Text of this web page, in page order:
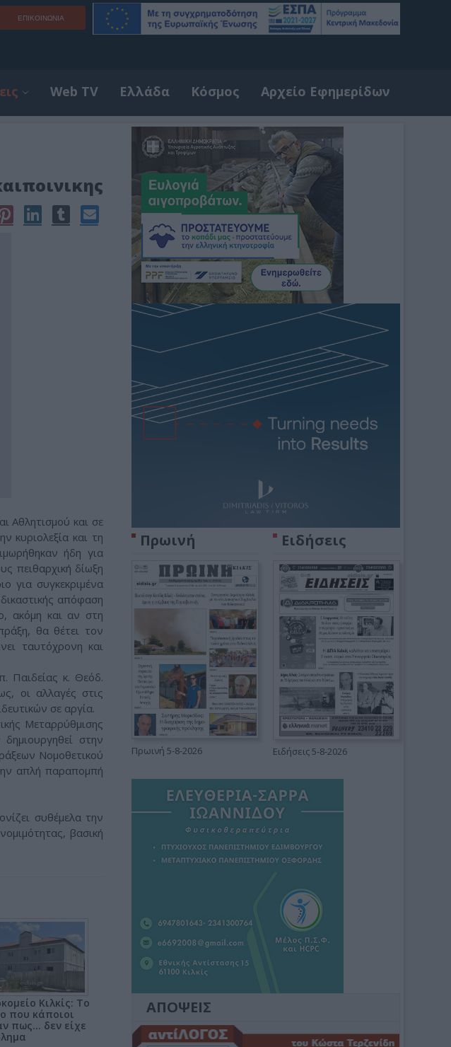
ΕΠΙΚΟΙΝΩΝΊΑ
Web TV Ελλάδα Κόσμος Αρχείο Εφημερίδων
Αθλητισμού και σε
κυριολεξία και τη
ήδη για
πειθαρχική δίωξη
για συγκεκριμένα
απόφαση
ακόμη και αν στη
θα θέτει τον
ταυτόχρονη και
Παιδείας κ. Θεόδ.
οι αλλαγές στις
σε αργία.
Μεταρρύθμισης
στην
Νομοθετικού
απλή παραπομπή
συθέμελα την
βασική
Κιλκίς: Το
που κάποιοι
πως... δεν είχε
Πρωινή
Πρωινή 5-8-2026
Ειδήσεις
Ειδήσεις 5-8-2026
ΑΠΟΨΕΙΣ